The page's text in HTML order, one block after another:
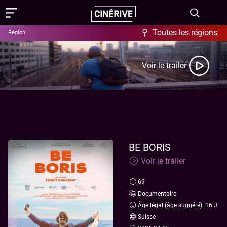
Ciné-Resto & Bar
Films
Showing in English
Programme
Actus
FAQ & Offres
Aide / FAQ
Offres
Contact
À propos
Région Toutes les régions
Voir le trailer
BE BORIS
Voir le trailer
69
Documentaire
Âge légal (âge suggéré): 16 J
Suisse